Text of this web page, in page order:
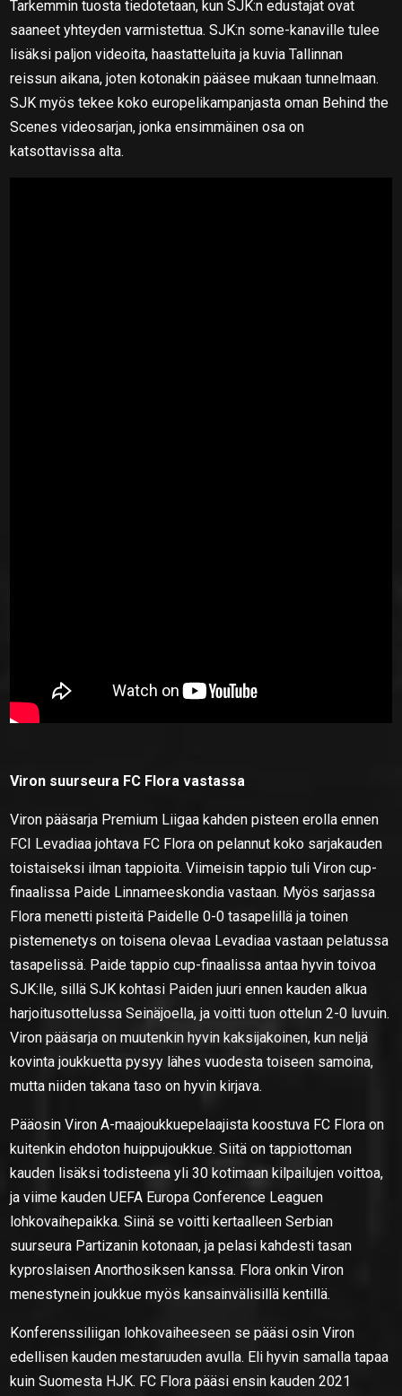
Tarkemmin tuosta tiedotetaan, kun SJK:n edustajat ovat
saaneet yhteyden varmistettua. SJK:n some-kanaville tulee
lisäksi paljon videoita, haastatteluita ja kuvia Tallinnan
reissun aikana, joten kotonakin pääsee mukaan tunnelmaan.
SJK myös tekee koko europelikampanjasta oman Behind the
Scenes videosarjan, jonka ensimmäinen osa on
katsottavissa alta.
Viron suurseura FC Flora vastassa
Viron pääsarja Premium Liigaa kahden pisteen erolla ennen
FCI Levadiaa johtava FC Flora on pelannut koko sarjakauden
toistaiseksi ilman tappioita. Viimeisin tappio tuli Viron cup-
finaalissa Paide Linnameeskondia vastaan. Myös sarjassa
Flora menetti pisteitä Paidelle 0-0 tasapelillä ja toinen
pistemenetys on toisena olevaa Levadiaa vastaan pelatussa
tasapelissä. Paide tappio cup-finaalissa antaa hyvin toivoa
SJK:lle, sillä SJK kohtasi Paiden juuri ennen kauden alkua
harjoitusottelussa Seinäjoella, ja voitti tuon ottelun 2-0 luvuin.
Viron pääsarja on muutenkin hyvin kaksijakoinen, kun neljä
kovinta joukkuetta pysyy lähes vuodesta toiseen samoina,
mutta niiden takana taso on hyvin kirjava.
Pääosin Viron A-maajoukkuepelaajista koostuva FC Flora on
kuitenkin ehdoton huippujoukkue. Siitä on tappiottoman
kauden lisäksi todisteena yli 30 kotimaan kilpailujen voittoa,
ja viime kauden UEFA Europa Conference Leaguen
lohkovaihepaikka. Siinä se voitti kertaalleen Serbian
suurseura Partizanin kotonaan, ja pelasi kahdesti tasan
kyproslaisen Anorthosiksen kanssa. Flora onkin Viron
menestynein joukkue myös kansainvälisillä kentillä.
Konferenssiliigan lohkovaiheeseen se pääsi osin Viron
edellisen kauden mestaruuden avulla. Eli hyvin samalla tapaa
kuin Suomesta HJK. FC Flora pääsi ensin kauden 2021